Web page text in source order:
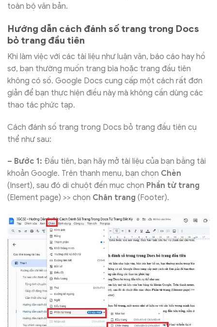
toàn bộ văn bản.
Hướng dẫn cách đánh số trang trong Docs
bỏ trang đầu tiên
Khi làm việc với các tài liệu như luận văn, báo cáo hay hồ
sơ, bạn thường muốn trang bìa hoặc trang đầu tiên
không có số. Google Docs cung cấp một cách rất đơn
giản để bạn thực hiện điều này mà không cần dùng các
thao tác phức tạp.
Cách đánh số trang trong Docs bỏ trang đầu tiên cụ
thể như sau:
– Bước 1: Đầu tiên, bạn hãy mở tài liệu của bạn bằng tài
khoản Google. Trên thanh menu, bạn chọn Chèn
(Insert), sau đó di chuột đến mục chọn Phần tử trang
(Element page) >> chọn Chân trang (Footer).